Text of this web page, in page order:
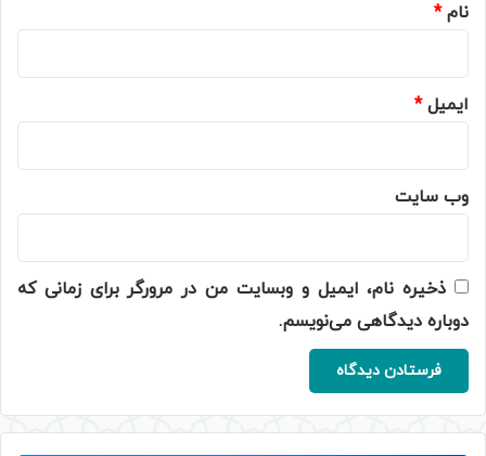
نام*
ایمیل*
وب‌ سایت
ذخیره نام، ایمیل و وبسایت من در مرورگر برای زمانی که
دوباره دیدگاهی می‌نویسم.